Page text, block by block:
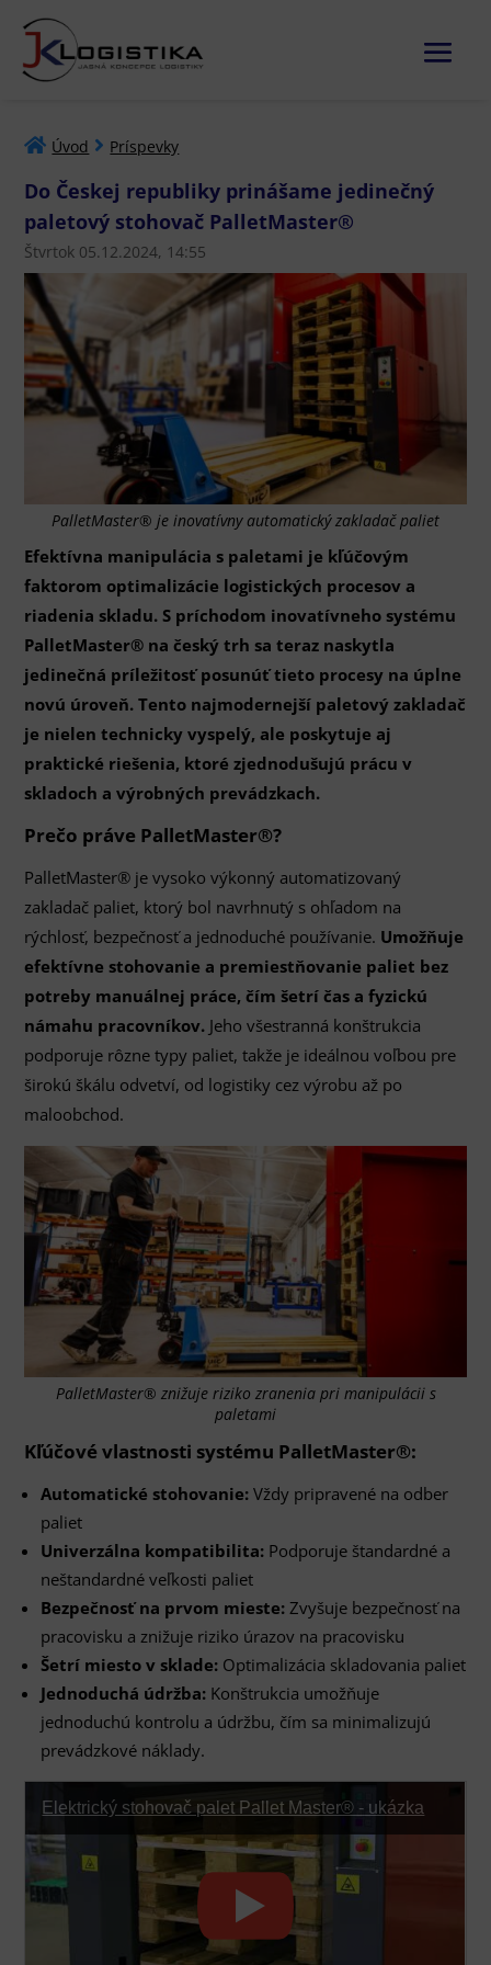
Úvod Príspevky
Do Českej republiky prinášame jedinečný
paletový stohovač PalletMaster®
Štvrtok 05.12.2024, 14:55
PalletMaster® je inovatívny automatický zakladač paliet
Efektívna manipulácia s paletami je kľúčovým
faktorom optimalizácie logistických procesov a
riadenia skladu. S príchodom inovatívneho systému
PalletMaster® na český trh sa teraz naskytla
jedinečná príležitosť posunúť tieto procesy na úplne
novú úroveň. Tento najmodernejší paletový zakladač
je nielen technicky vyspelý, ale poskytuje aj
praktické riešenia, ktoré zjednodušujú prácu v
skladoch a výrobných prevádzkach.
Prečo práve PalletMaster®?
PalletMaster® je vysoko výkonný automatizovaný
zakladač paliet, ktorý bol navrhnutý s ohľadom na
rýchlosť, bezpečnosť a jednoduché používanie. Umožňuje
efektívne stohovanie a premiestňovanie paliet bez
potreby manuálnej práce, čím šetrí čas a fyzickú
námahu pracovníkov. Jeho všestranná konštrukcia
podporuje rôzne typy paliet, takže je ideálnou voľbou pre
širokú škálu odvetví, od logistiky cez výrobu až po
maloobchod.
PalletMaster® znižuje riziko zranenia pri manipulácii s
paletami
Kľúčové vlastnosti systému PalletMaster®:
Automatické stohovanie: Vždy pripravené na odber
paliet
Univerzálna kompatibilita: Podporuje štandardné a
neštandardné veľkosti paliet
Bezpečnosť na prvom mieste: Zvyšuje bezpečnosť na
pracovisku a znižuje riziko úrazov na pracovisku
Šetrí miesto v sklade: Optimalizácia skladovania paliet
Jednoduchá údržba: Konštrukcia umožňuje
jednoduchú kontrolu a údržbu, čím sa minimalizujú
prevádzkové náklady.
Elektrický stohovač palet Pallet Master® - ukázka